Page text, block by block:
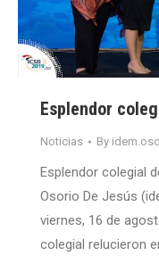
Esplendor
Noticias By
Esplendor colegial
Osorio De Jesús
viernes, 16 de
colegial relucieron